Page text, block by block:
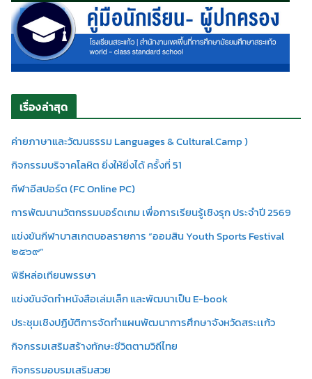
เรื่องล่าสุด
ค่ายภาษาและวัฒนธรรม Languages & Cultural.Camp )
กิจกรรมบริจาคโลหิต ยิ่งให้ยิ่งได้ ครั้งที่ 51
กีฬาอีสปอร์ต (FC Online PC)
การพัฒนานวัตกรรมบอร์ดเกม เพื่อการเรียนรู้เชิงรุก ประจำปี 2569
แข่งขันกีฬาบาสเกตบอลรายการ “ออมสิน Youth Sports Festival
๒๕๖๙”
พิธีหล่อเทียนพรรษา
แข่งขันจัดทำหนังสือเล่มเล็ก และพัฒนาเป็น E-book
ประชุมเชิงปฏิบัติการจัดทำแผนพัฒนาการศึกษาจังหวัดสระเเก้ว
กิจกรรมเสริมสร้างทักษะชีวิตตามวิถีไทย
กิจกรรมอบรมเสริมสวย